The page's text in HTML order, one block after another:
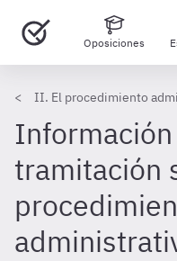
Oposiciones
II. El procedimiento
tramitación